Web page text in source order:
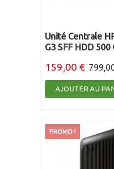
Unité Centrale
G3 SFF HDD 500
159,00 €
AJOUTER AU
PROMO !